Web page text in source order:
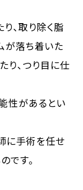
、取り除く脂
が落ち着いた
り、つり目に仕
性があるとい
に手術を任せ
です。